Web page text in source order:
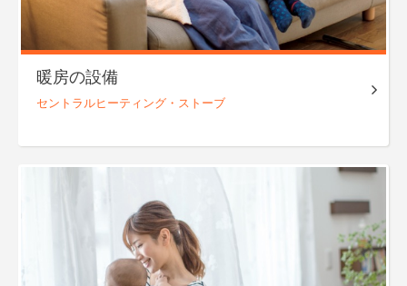
暖房の設備
セントラルヒーティング・ ストーブ